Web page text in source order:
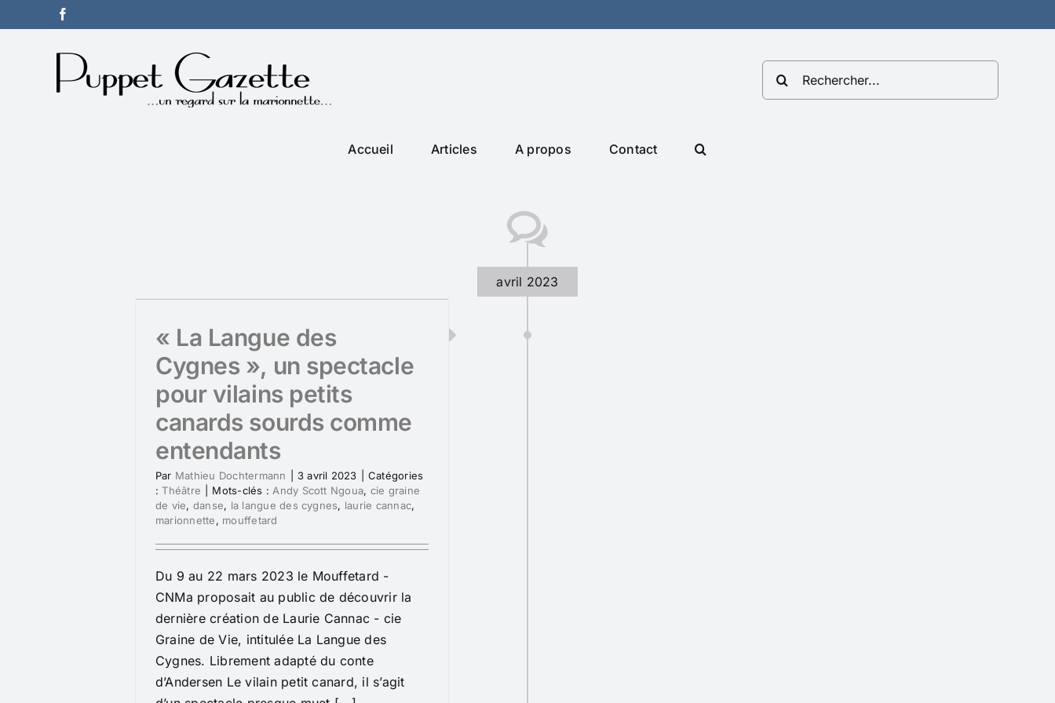
au
Accueil Articles A propos Contact
avril 2023
« La Langue des
Cygnes », un spectacle
pour vilains petits
canards sourds comme
entendants
Par Mathieu Dochtermann 3 avril 2023
Catégories
:Théâtre Mots-clés : Andy Scott Ngoua, cie graine
de vie, danse, la langue des cygnes, laurie cannac,
marionnette, mouffetard
Du 9 au 22 mars 2023 le Mouffetard -
CNMa proposait au public de découvrir la
dernière création de Laurie Cannac - cie
Graine de Vie, intitulée La Langue des
Cygnes. Librement adapté du conte
d’Andersen Le vilain petit canard, il s’agit